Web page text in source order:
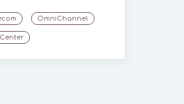
OmniChannel